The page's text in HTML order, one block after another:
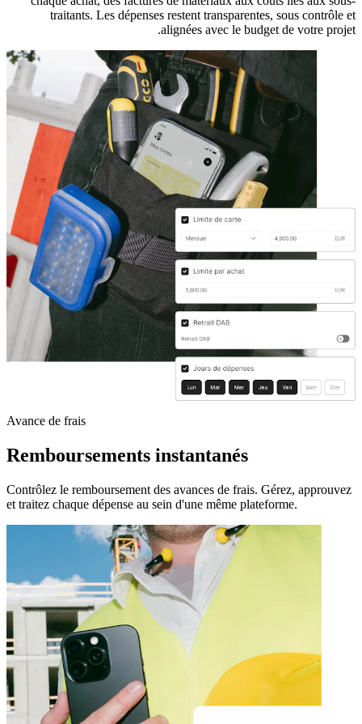
traitants. Les dépenses restent transparentes, sous contrôle et
alignées avec le budget de votre projet.
Avance de frais
Remboursements instantanés
Contrôlez le remboursement des avances de frais. Gérez, approuvez
et traitez chaque dépense au sein d'une même plateforme.